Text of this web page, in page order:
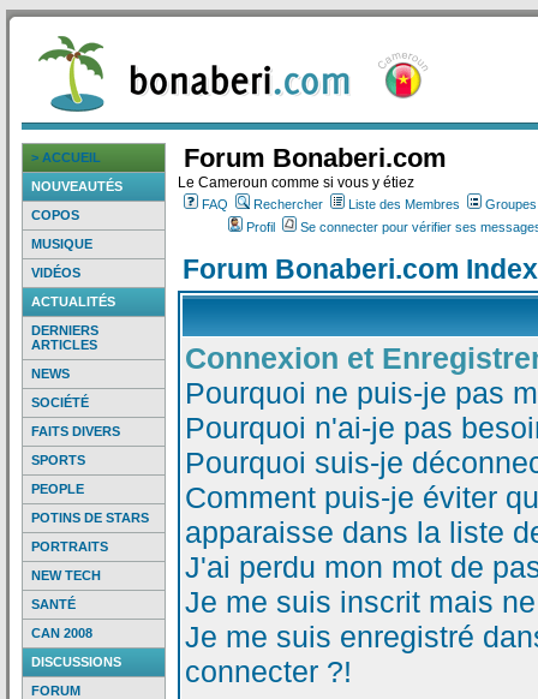
> ACCUEIL
NOUVEAUTÉS
COPOS
MUSIQUE
VIDÉOS
ACTUALITÉS
DERNIERS
ARTICLES
NEWS
SOCIÉTÉ
FAITS DIVERS
SPORTS
PEOPLE
POTINS DE STARS
PORTRAITS
NEW TECH
SANTÉ
CAN 2008
DISCUSSIONS
FORUM
Forum Bonaberi.com
Le Cameroun comme si vous y étiez
FAQ Rechercher Liste des Membres
Profil
Se connecter pour vérifier ses
Forum Bonaberi.com
Connexion et
Pourquoi ne puis-je pas
Pourquoi n'ai-je pas
Pourquoi suis-je
Comment puis-je éviter
apparaisse dans la liste
J'ai perdu mon mot de
Je me suis inscrit mais
Je me suis enregistré
connecter ?!